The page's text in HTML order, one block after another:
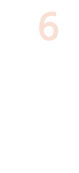
6